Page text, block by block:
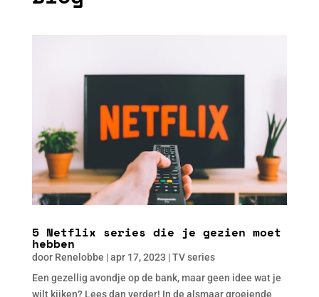
5 Netflix series die je gezien moet
hebben
door Renelobbe |apr 17, 2023 |TV series
Een gezellig avondje op de bank, maar geen idee wat je
wilt kijken? Lees dan verder! In de alsmaar groeiende